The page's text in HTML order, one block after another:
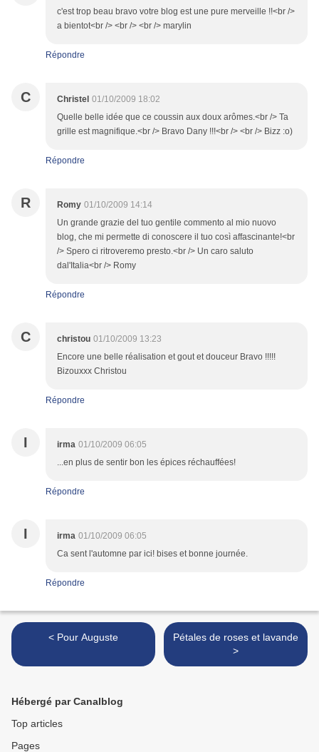
c'est trop beau bravo votre blog est une pure merveille !!<br />
a bientot<br /> <br /> <br /> marylin
Répondre
C Christel 01/10/2009 18:02
Quelle belle idée que ce coussin aux doux arômes.<br /> Ta
grille est magnifique.<br /> Bravo Dany !!!<br /> <br /> Bizz :o)
Répondre
R Romy 01/10/2009 14:14
Un grande grazie del tuo gentile commento al mio nuovo
blog, che mi permette di conoscere il tuo così affascinante!<br
/> Spero ci ritroveremo presto.<br /> Un caro saluto
dal'Italia<br /> Romy
Répondre
C christou 01/10/2009 13:23
Encore une belle réalisation et gout et douceur Bravo !!!!!
Bizouxxx Christou
Répondre
I irma 01/10/2009 06:05
...en plus de sentir bon les épices réchauffées!
Répondre
I irma 01/10/2009 06:05
Ca sent l'automne par ici! bises et bonne journée.
Répondre
< Pour Auguste
Pétales de roses et lavande
>
Hébergé par Canalblog
Top articles
Pages